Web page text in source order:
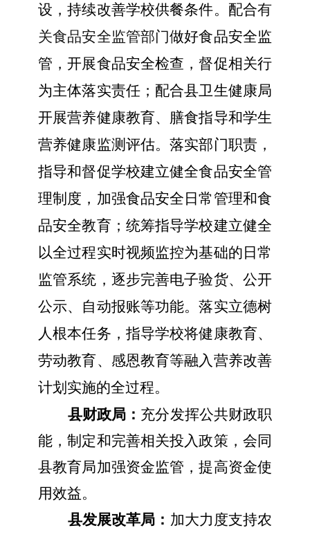
设，持续改善学校供餐条件。配合有
关食品安全监管部门做好食品安全监
管，开展食品安全检查，督促相关行
为主体落实责任；配合县卫生健康局
开展营养健康教育、膳食指导和学生
营养健康监测评估。落实部门职责，
指导和督促学校建立健全食品安全管
理制度，加强食品安全日常管理和食
品安全教育；统筹指导学校建立健全
以全过程实时视频监控为基础的日常
监管系统，逐步完善电子验货、公开
公示、自动报账等功能。落实立德树
人根本任务，指导学校将健康教育、
劳动教育、感恩教育等融入营养改善
计划实施的全过程。
县财政局： 充分发挥公共财政职
能，制定和完善相关投入政策，会同
县教育局加强资金监管，提高资金使
用效益。
县发展改革局： 加大力度支持农